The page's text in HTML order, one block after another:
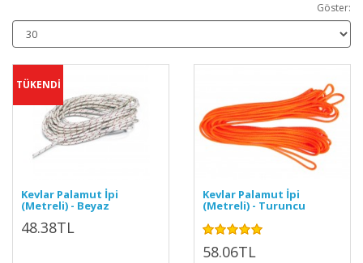
Göster:
TÜKENDİ
Kevlar Palamut İpi
(Metreli) - Beyaz
48.38TL
Kevlar Palamut İpi
(Metreli) - Turuncu
58.06TL